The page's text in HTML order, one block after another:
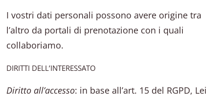
I vostri dati personali possono avere origine tra
l’altro da portali di prenotazione con i quali
collaboriamo.
DIRITTI DELL’INTERESSATO
Diritto all’accesso: in base all’art. 15 del RGPD, Lei